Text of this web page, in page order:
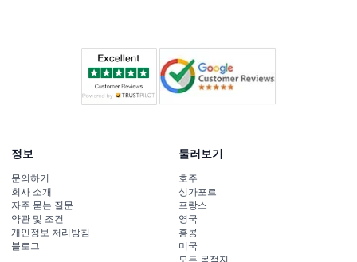
정보
문의하기
회사 소개
자주 묻는 질문
약관 및 조건
개인정보 처리방침
블로그
둘러보기
호주
싱가포르
프랑스
영국
홍콩
미국
모든 목적지